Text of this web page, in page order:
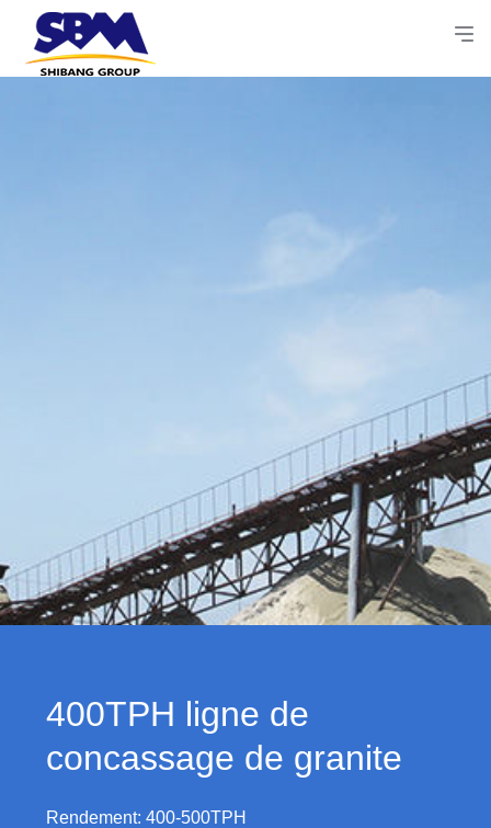
400TPH ligne de
concassage de granite
Rendement: 400-500TPH